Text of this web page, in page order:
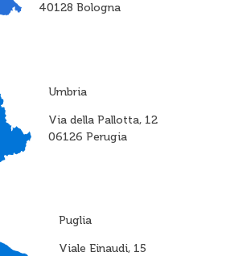
40128 Bologna
Umbria
Via della Pallotta, 12
06126 Perugia
Puglia
Viale Einaudi, 15